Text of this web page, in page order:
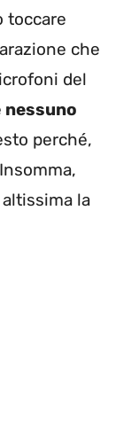
toccare
che
del
nessuno
perché,
la